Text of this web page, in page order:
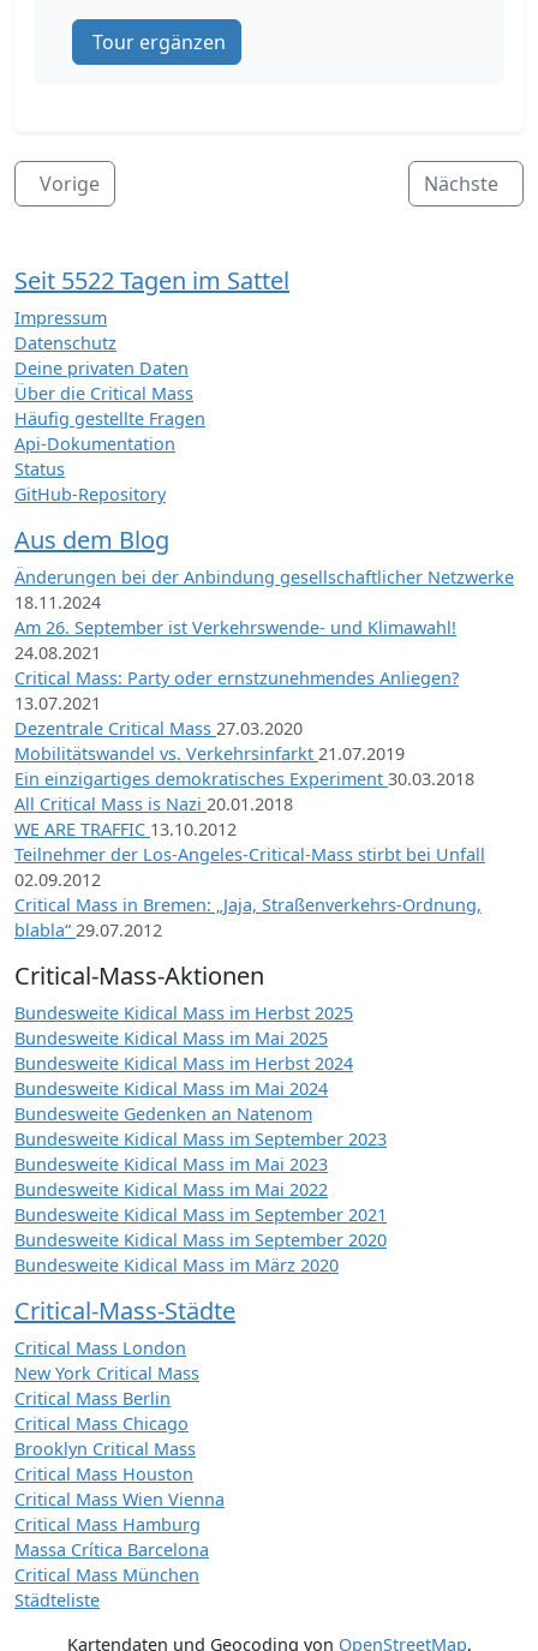
Tour ergänzen
Vorige Nächste
Seit 5522 Tagen im Sattel
Impressum
Datenschutz
Deine privaten Daten
Über die Critical Mass
Häufig gestellte Fragen
Api-Dokumentation
Status
GitHub-Repository
Aus dem Blog
Änderungen bei der Anbindung gesellschaftlicher Netzwerke
18.11.2024
Am 26. September ist Verkehrswende- und Klimawahl!
24.08.2021
Critical Mass: Party oder ernstzunehmendes Anliegen?
13.07.2021
Dezentrale Critical Mass 27.03.2020
Mobilitätswandel vs. Verkehrsinfarkt 21.07.2019
Ein einzigartiges demokratisches Experiment 30.03.2018
All Critical Mass is Nazi 20.01.2018
WE ARE TRAFFIC 13.10.2012
Teilnehmer der Los-Angeles-Critical-Mass stirbt bei Unfall
02.09.2012
Critical Mass in Bremen: „Jaja, Straßenverkehrs-Ordnung,
blabla“ 29.07.2012
Critical-Mass-Aktionen
Bundesweite Kidical Mass im Herbst 2025
Bundesweite Kidical Mass im Mai 2025
Bundesweite Kidical Mass im Herbst 2024
Bundesweite Kidical Mass im Mai 2024
Bundesweite Gedenken an Natenom
Bundesweite Kidical Mass im September 2023
Bundesweite Kidical Mass im Mai 2023
Bundesweite Kidical Mass im Mai 2022
Bundesweite Kidical Mass im September 2021
Bundesweite Kidical Mass im September 2020
Bundesweite Kidical Mass im März 2020
Critical-Mass-Städte
Critical Mass London
New York Critical Mass
Critical Mass Berlin
Critical Mass Chicago
Brooklyn Critical Mass
Critical Mass Houston
Critical Mass Wien Vienna
Critical Mass Hamburg
Massa Crítica Barcelona
Critical Mass München
Städteliste
Kartendaten und Geocoding von OpenStreetMap,